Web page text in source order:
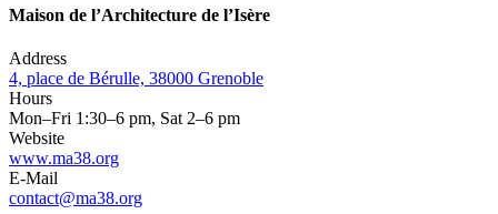
Maison de l’Architecture de l’Isère
Address
4, place de Bérulle, 38000 Grenoble
Hours
Mon–Fri 1:30–6 pm, Sat 2–6 pm
Website
www.ma38.org
E-Mail
contact@ma38.org